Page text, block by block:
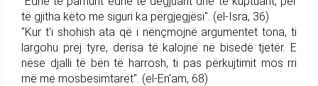
të gjitha këto me siguri ka përgjegjësi". (el-Isra, 36)
"Kur t'i shohish ata që i nënçmojnë argumentet tona, ti
largohu prej tyre, derisa të kalojnë në bisedë tjetër. E
nëse djalli të bën të harrosh, ti pas përkujtimit mos rri
më me mosbesimtarët". (el-En'am, 68)